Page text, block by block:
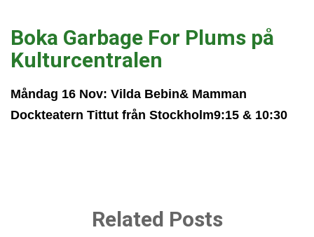
Boka Garbage For Plums på
Kulturcentralen
Måndag 16 Nov: Vilda Bebin& Mamman
Dockteatern Tittut från Stockholm9:15 & 10:30
Related Posts